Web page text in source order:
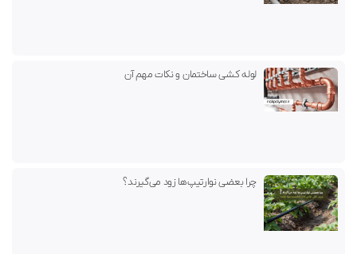
لوله کشی ساختمان و نکات مهم آن
چرا بعضی نوارتیپ‌ها زود می‌گیرند؟